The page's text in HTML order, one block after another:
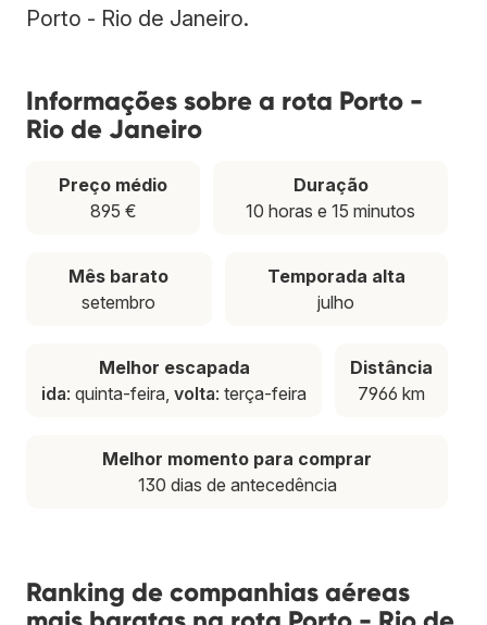
Porto - Rio de Janeiro.
Informações sobre a rota Porto -
Rio de Janeiro
Preço médio
895 €
Duração
10 horas e 15 minutos
Mês barato
setembro
Temporada alta
julho
Melhor escapada
ida: quinta-feira, volta: terça-feira
Distância
7966 km
Melhor momento para comprar
130 dias de antecedência
Ranking de companhias aéreas